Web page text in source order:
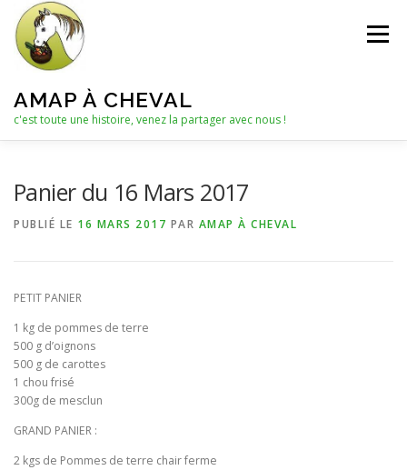
contenu
AMAP À CHEVAL
c'est toute une histoire, venez la partager avec nous !
Menu
LES AUTRES PRODUITS
Panier du 16 Mars 2017
PUBLIÉ LE 16 MARS 2017 PAR AMAP À CHEVAL
PETIT PANIER
1 kg de pommes de terre
500 g d’oignons
500 g de carottes
1 chou frisé
300g de mesclun
GRAND PANIER :
2 kgs de Pommes de terre chair ferme